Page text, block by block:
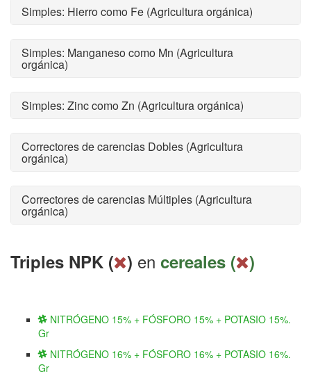
Simples: Hierro como Fe (Agricultura orgánica)
Simples: Manganeso como Mn (Agricultura
orgánica)
Simples: Zinc como Zn (Agricultura orgánica)
Correctores de carencias Dobles (Agricultura
orgánica)
Correctores de carencias Múltiples (Agricultura
orgánica)
Triples NPK ( ) en cereales ( )
NITRÓGENO 15% + FÓSFORO 15% + POTASIO 15%.
Gr
NITRÓGENO 16% + FÓSFORO 16% + POTASIO 16%.
Gr